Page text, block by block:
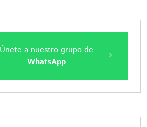
Únete a nuestro grupo de
WhatsApp